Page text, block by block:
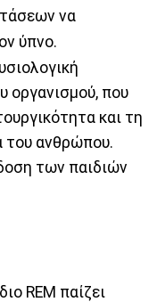
να
ύπνο.
οργανισμού, που
και τη
του ανθρώπου.
των παιδιών
REM παίζει